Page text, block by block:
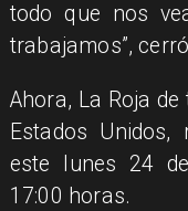
todo que nos
trabajamos”,
Ahora, La Roja
Estados
este lunes 24
17:00 horas.